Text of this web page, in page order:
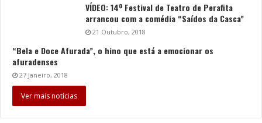
VÍDEO: 14º Festival de Teatro de Perafita
arrancou com a comédia “Saídos da Casca”
21 Outubro, 2018
“Bela e Doce Afurada”, o hino que está a emocionar os
afuradenses
27 Janeiro, 2018
Ver mais notícias